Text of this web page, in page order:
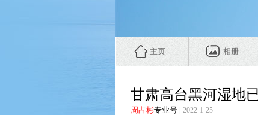
主页 相册
甘肃高台黑河湿地
周占彬专业号 | 2022-1-25